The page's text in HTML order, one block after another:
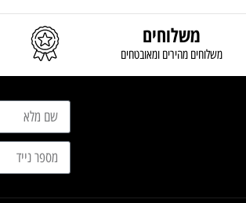
משלוחים
משלוחים מהירים ומאובטחים